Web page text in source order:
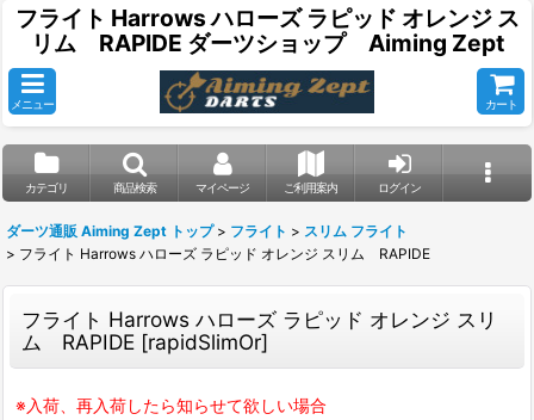
フライト Harrows ハローズ ラピッド オレンジ ス
リム RAPIDE ダーツショップ Aiming Zept
メニュー カート
カテゴリ 商品検索 マイページ ご利用案内 ログイン
ダーツ通販 Aiming Zept トップ > フライト > スリム フライト
> フライト Harrows ハローズ ラピッド オレンジ スリム RAPIDE
フライト Harrows ハローズ ラピッド オレンジ スリ
ム RAPIDE [rapidSlimOr]
※入荷、再入荷したら知らせて欲しい場合